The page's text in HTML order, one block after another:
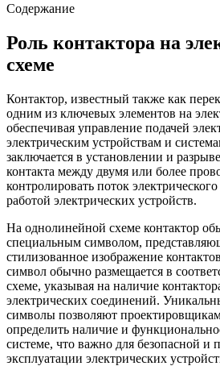
Содержание
Роль контактора на
схеме
Контактор, известный также как
одним из ключевых элементов на
обеспечивая управление подачей
электрическим устройствам и
заключается в установлении и
контакта между двумя или более
контролировать поток
работой электрических устройств.
На однолинейной схеме контактор
специальным символом,
стилизованное изображение
символ обычно размещается в
схеме, указывая на наличие
электрических соединений.
символы позволяют
определить наличие и
системе, что важно для безопасной и
эксплуатации электрических